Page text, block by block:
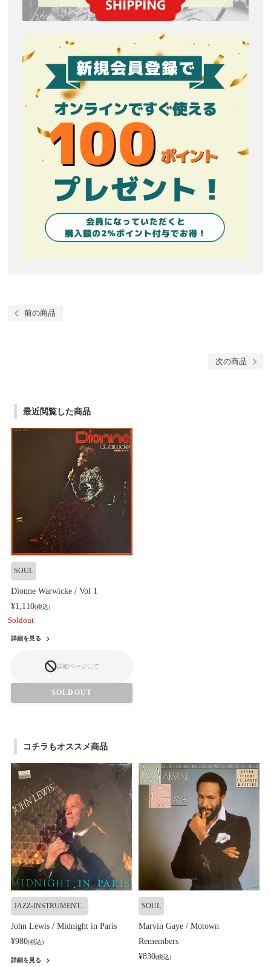
前の商品
次の商品
最近閲覧した商品
SOUL
Dionne Warwicke / Vol 1
¥1,110(税込)
Soldout
詳細を見る
詳細ページにて
SOLDOUT
コチラもオススメ商品
JAZZ-INSTRUMENT...
John Lewis / Midnight in Paris
¥980(税込)
詳細を見る
SOUL
Marvin Gaye / Motown
Remembers
¥830(税込)